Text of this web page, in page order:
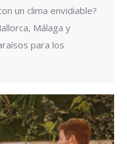
un clima envidiable?
Málaga y
para los